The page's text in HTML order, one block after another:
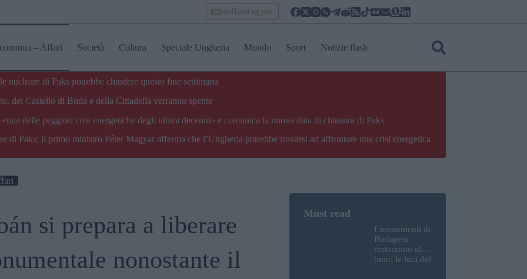
HelloMagyar
– Affari Società Cultura Speciale Ungheria Mondo Sport Notizie flash
nucleare di Paks potrebbe chiudere questo fine settimana
del Castello di Buda e della Cittadella verranno spente
delle peggiori crisi energetiche degli ultimi decenni» e comunica la nuova data di chiusura di Paks
di Paks; il primo ministro Péter Magyar afferma che l’Ungheria potrebbe trovarsi ad affrontare una crisi energetica
si prepara a liberare
nonostante il
I monumenti di
Budapest
resteranno al
buio: le luci del